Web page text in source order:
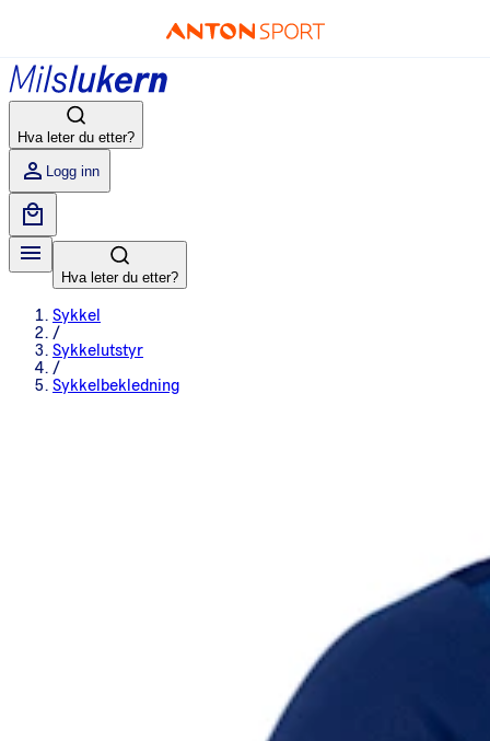
Hva leter du etter?
Logg inn
Hva leter du etter?
Sykkel
/
Sykkelutstyr
/
Sykkelbekledning